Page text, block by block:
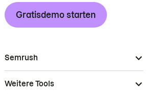
Gratisdemo starten
Semrush
Weitere Tools